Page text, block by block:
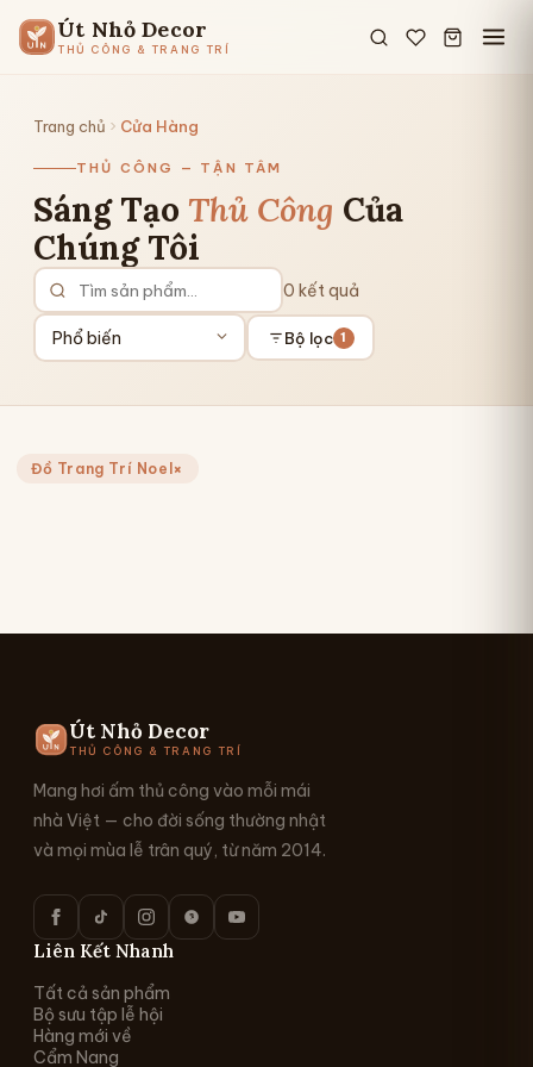
Út Nhỏ Decor
THỦ CÔNG & TRANG TRÍ
Trang chủ Cửa Hàng
THỦ CÔNG — TẬN TÂM
Sáng Tạo Thủ Công Của
Chúng Tôi
0 kết quả
Bộ lọc 1
Đồ Trang Trí Noel ×
Út Nhỏ Decor
THỦ CÔNG & TRANG TRÍ
Mang hơi ấm thủ công vào mỗi mái
nhà Việt — cho đời sống thường nhật
và mọi mùa lễ trân quý, từ năm 2014.
Liên Kết Nhanh
Tất cả sản phẩm
Bộ sưu tập lễ hội
Hàng mới về
Cẩm Nang